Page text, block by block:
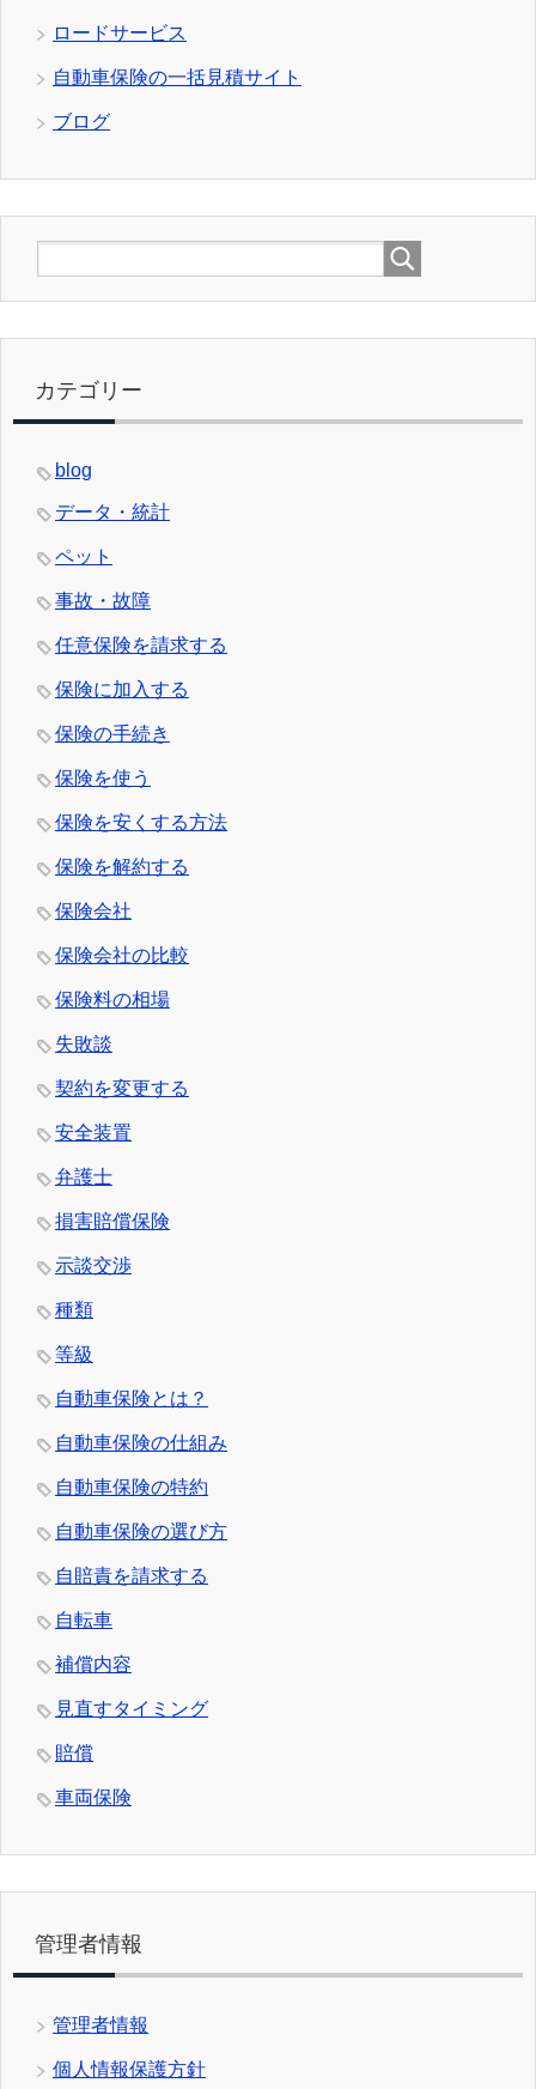
ロードサービス
自動車保険の一括見積サイト
ブログ
カテゴリー
blog
データ・統計
ペット
事故・故障
任意保険を請求する
保険に加入する
保険の手続き
保険を使う
保険を安くする方法
保険を解約する
保険会社
保険会社の比較
保険料の相場
失敗談
契約を変更する
安全装置
弁護士
損害賠償保険
示談交渉
種類
等級
自動車保険とは？
自動車保険の仕組み
自動車保険の特約
自動車保険の選び方
自賠責を請求する
自転車
補償内容
見直すタイミング
賠償
車両保険
管理者情報
管理者情報
個人情報保護方針